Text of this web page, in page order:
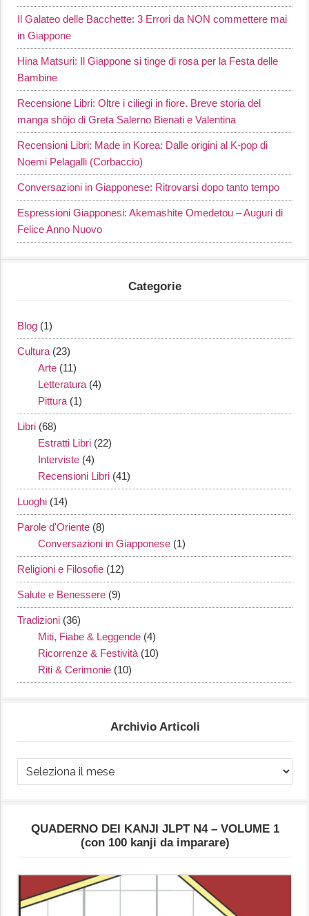
Il Galateo delle Bacchette: 3 Errori da NON commettere mai
in Giappone
Hina Matsuri: Il Giappone si tinge di rosa per la Festa delle
Bambine
Recensione Libri: Oltre i ciliegi in fiore. Breve storia del
manga shōjo di Greta Salerno Bienati e Valentina
Recensioni Libri: Made in Korea: Dalle origini al K-pop di
Noemi Pelagalli (Corbaccio)
Conversazioni in Giapponese: Ritrovarsi dopo tanto tempo
Espressioni Giapponesi: Akemashite Omedetou – Auguri di
Felice Anno Nuovo
Categorie
Blog (1)
Cultura (23)
Arte (11)
Letteratura (4)
Pittura (1)
Libri (68)
Estratti Libri (22)
Interviste (4)
Recensioni Libri (41)
Luoghi (14)
Parole d'Oriente (8)
Conversazioni in Giapponese (1)
Religioni e Filosofie (12)
Salute e Benessere (9)
Tradizioni (36)
Miti, Fiabe & Leggende (4)
Ricorrenze & Festività (10)
Riti & Cerimonie (10)
Archivio Articoli
Archivio
Articoli
QUADERNO DEI KANJI JLPT N4 – VOLUME 1
(con 100 kanji da imparare)